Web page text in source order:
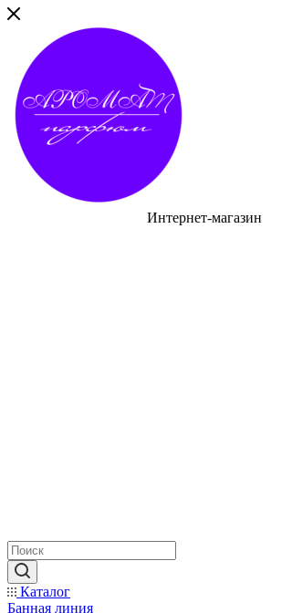
Интернет-магазин
Каталог
Банная линия